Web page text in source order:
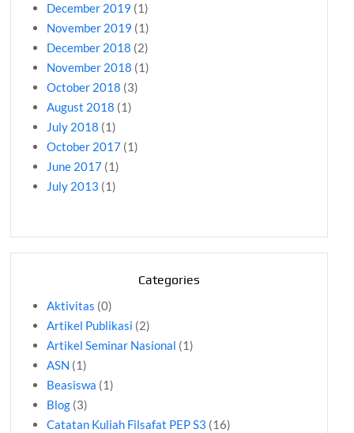
December 2019 (1)
November 2019 (1)
December 2018 (2)
November 2018 (1)
October 2018 (3)
August 2018 (1)
July 2018 (1)
October 2017 (1)
June 2017 (1)
July 2013 (1)
Categories
Aktivitas (0)
Artikel Publikasi (2)
Artikel Seminar Nasional (1)
ASN (1)
Beasiswa (1)
Blog (3)
Catatan Kuliah Filsafat PEP S3 (16)